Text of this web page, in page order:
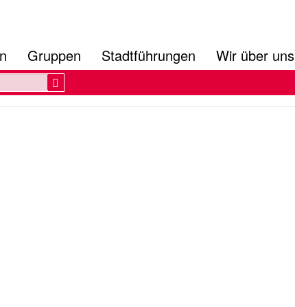
Gruppen Stadtführungen Wir über uns
Search